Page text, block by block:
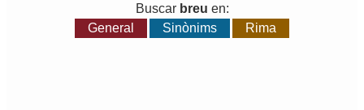
Buscar breu en:
General
Sinònims Rima